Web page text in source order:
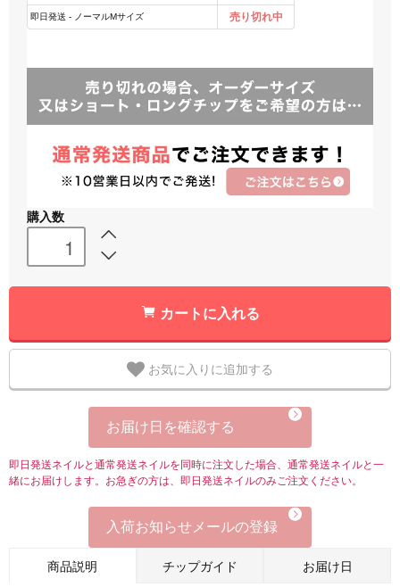
購入数
カートに入れる
お気に入りに追加する
お届け日を確認する
即日発送ネイルと通常発送ネイルを同時に注文した場合、通常発送ネイルと一
緒にお届けします。お急ぎの方は、即日発送ネイルのみご注文ください。
入荷お知らせメールの登録
商品説明 チップガイド お届け日